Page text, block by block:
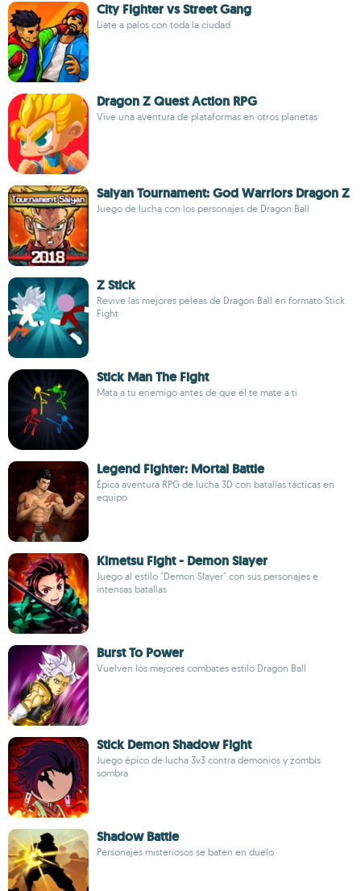
City Fighter vs Street Gang
Líate a palos con toda la ciudad
Dragon Z Quest Action RPG
Vive una aventura de plataformas en otros planetas
Saiyan Tournament: God Warriors Dragon Z
Juego de lucha con los personajes de Dragon Ball
Z Stick
Revive las mejores peleas de Dragon Ball en formato Stick
Fight
Stick Man The Fight
Mata a tu enemigo antes de que él te mate a ti
Legend Fighter: Mortal Battle
Épica aventura RPG de lucha 3D con batallas tácticas en
equipo
Kimetsu Fight - Demon Slayer
Juego al estilo "Demon Slayer" con sus personajes e
intensas batallas
Burst To Power
Vuelven los mejores combates estilo Dragon Ball
Stick Demon Shadow Fight
Juego épico de lucha 3v3 contra demonios y zombis
sombra
Shadow Battle
Personajes misteriosos se baten en duelo